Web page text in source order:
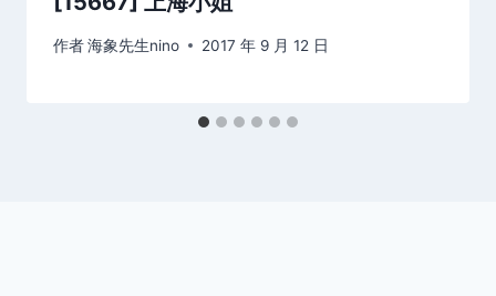
作者海象先生nino 2017 年 9 月 12 日